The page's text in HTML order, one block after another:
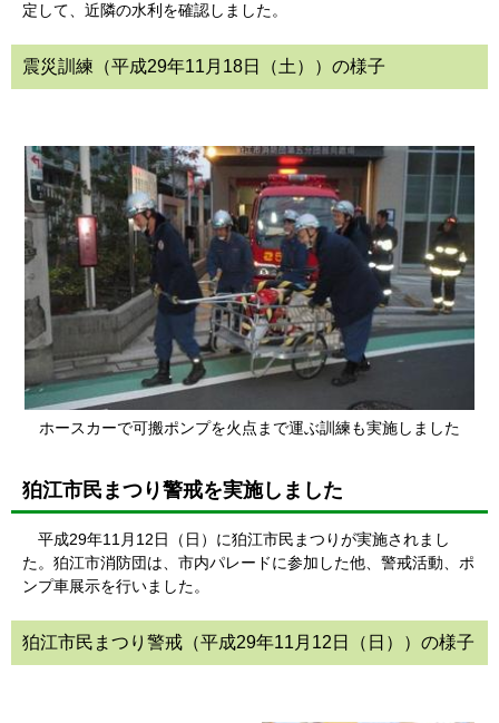
定して、近隣の水利を確認しました。
震災訓練（平成29年11月18日（土））の様子
ホースカーで可搬ポンプを火点まで運ぶ訓練も実施しました
狛江市民まつり警戒を実施しました
平成29年11月12日（日）に狛江市民まつりが実施されまし
た。狛江市消防団は、市内パレードに参加した他、警戒活動、ポ
ンプ車展示を行いました。
狛江市民まつり警戒（平成29年11月12日（日））の様子